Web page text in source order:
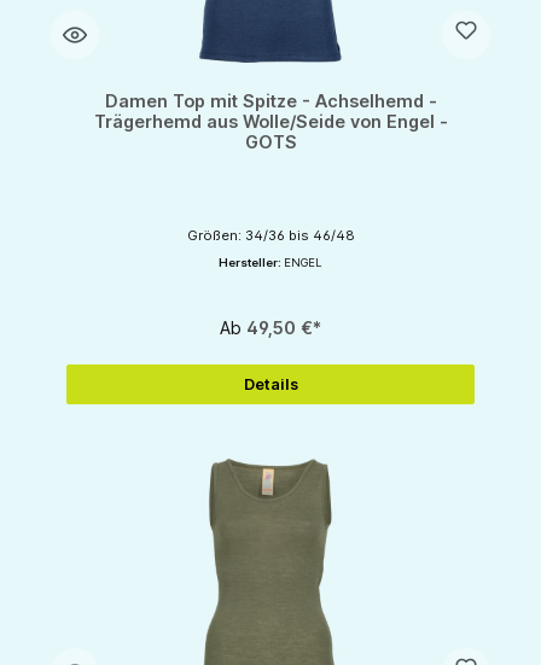
Damen Top mit Spitze - Achselhemd -
Trägerhemd aus Wolle/Seide von Engel -
GOTS
Größen: 34/36 bis 46/48
Hersteller: ENGEL
Ab 49,50 €*
Details